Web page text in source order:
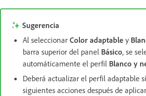
Sugerencia
Al seleccionar Color adaptable y
barra superior del panel Básico, se
automáticamente el perfil Blanco y
Deberá actualizar el perfil adaptable
siguientes acciones después de